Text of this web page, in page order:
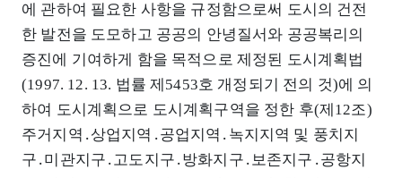
에 관하여 필요한 사항을 규정함으로써 도시의 건전
한 발전을 도모하고 공공의 안녕질서와 공공복리의
증진에 기여하게 함을 목적으로 제정된 도시계획법
(1997. 12. 13. 법률 제5453호 개정되기 전의 것)에 의
하여 도시계획으로 도시계획구역을 정한 후(제12조)
주거지역․상업지역․공업지역․녹지지역 및 풍치지
구․미관지구․고도지구․방화지구․보존지구․공항지